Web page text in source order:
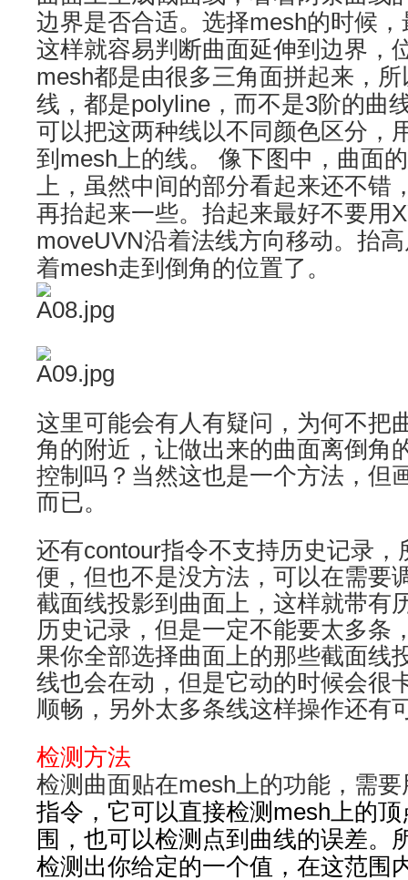
边界是否合适。选择mesh的时候
这样就容易判断曲面延伸到边界，
mesh都是由很多三角面拼起来，
线，都是polyline，而不是3阶的曲
可以把这两种线以不同颜色区分，
到mesh上的线。 像下图中，曲面
上，虽然中间的部分看起来还不错
再抬起来一些。抬起来最好不要用
moveUVN沿着法线方向移动。抬
着mesh走到倒角的位置了。
这里可能会有人有疑问，为何不把
角的附近，让做出来的曲面离倒角
控制吗？当然这也是一个方法，但
而已。
还有contour指令不支持历史记录，
便，但也不是没方法，可以在需要
截面线投影到曲面上，这样就带有
历史记录，但是一定不能要太多条
果你全部选择曲面上的那些截面线
线也会在动，但是它动的时候会很
顺畅，另外太多条线这样操作还有
检测方法
检测曲面贴在mesh上的功能，需要
指令，它可以直接检测mesh上的
围，也可以检测点到曲线的误差。
检测出你给定的一个值，在这范围